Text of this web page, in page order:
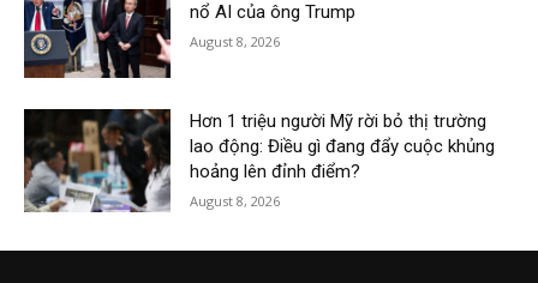
nổ AI của ông Trump
August 8, 2026
Hơn 1 triệu người Mỹ rời bỏ thị trường
lao động: Điều gì đang đẩy cuộc khủng
hoảng lên đỉnh điểm?
August 8, 2026